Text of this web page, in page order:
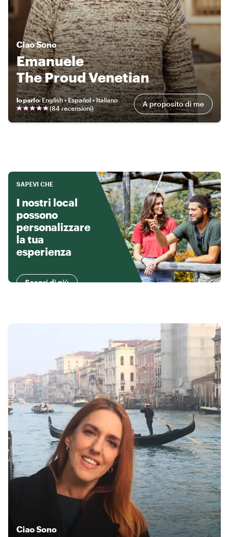
CiaoSono
Emanuele
The Proud Venetian
Io parlo:English • Español • Italiano
(84 recensioni) A proposito di me
SAPEVI CHE
I nostri local
possono
personalizzare
la tua
esperienza
Scopri di più
CiaoSono